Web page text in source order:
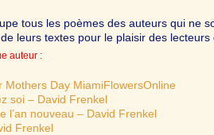
tous les poèmes des auteurs qui ne
leurs textes pour le plaisir des lecteurs
auteur :
Mothers Day MiamiFlowersOnline
soi – David Frenkel
l’an nouveau – David Frenkel
Frenkel